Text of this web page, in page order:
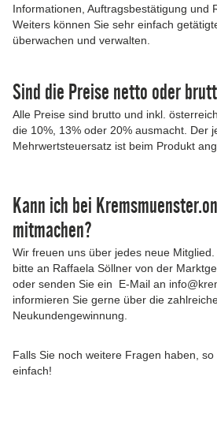
Informationen, Auftragsbestätigung und
Weiters können Sie sehr einfach
überwachen und verwalten.
Sind die Preise netto oder
Alle Preise sind brutto und inkl.
die 10%, 13% oder 20% ausmacht. Der
Mehrwertsteuersatz ist beim Produkt
Kann ich bei
mitmachen?
Wir freuen uns über jedes neue
bitte an Raffaela Söllner von der
oder senden Sie ein E-Mail an
informieren Sie gerne über die
Neukundengewinnung.
Falls Sie noch weitere Fragen haben,
einfach!